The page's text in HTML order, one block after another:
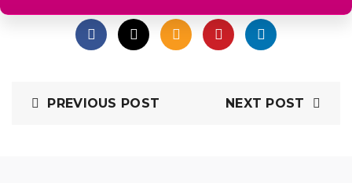
PREVIOUS POST NEXT POST